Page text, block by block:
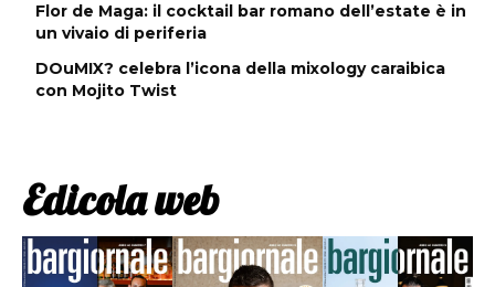
Flor de Maga: il cocktail bar romano dell’estate è in
un vivaio di periferia
DOuMIX? celebra l’icona della mixology caraibica
con Mojito Twist
Edicola web